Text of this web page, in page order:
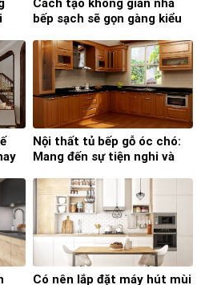
Cách tạo không gian nhà
bếp sạch sẽ gọn gàng kiểu
Nội thất tủ bếp gỗ óc chó:
Mang đến sự tiện nghi và
Có nên lắp đặt máy hút mùi